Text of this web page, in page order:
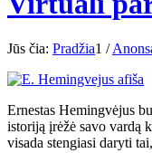
Jūs čia: Pradžia1 /
Ernestas Hemingvėjus
istoriją įrėžė savo vardą
visada stengiasi daryti